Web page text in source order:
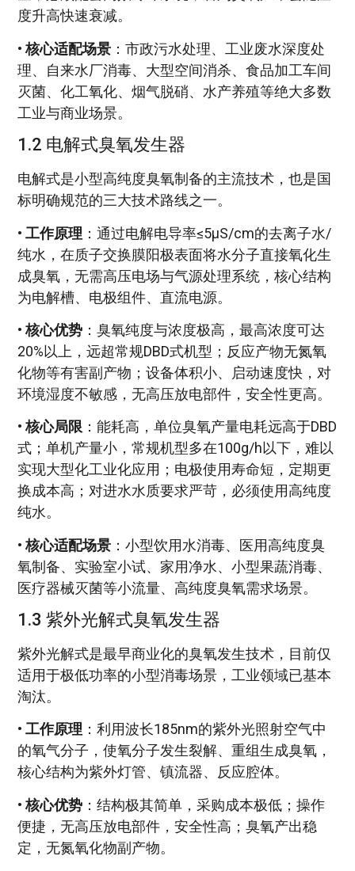
度升高快速衰减。
•核心适配场景 ：市政污水处理、工业废水深度处
理、自来水厂消毒、大型空间消杀、食品加工车间
灭菌、化工氧化、烟气脱硝、水产养殖等绝大多数
工业与商业场景。
1.2 电解式臭氧发生器
电解式是小型高纯度臭氧制备的主流技术，也是国
标明确规范的三大技术路线之一。
• 工作原理 ：通过电解电导率≤5μS/cm的去离子水/
纯水，在质子交换膜阳极表面将水分子直接氧化生
成臭氧，无需高压电场与气源处理系统，核心结构
为电解槽、电极组件、直流电源。
•核心优势 ：臭氧纯度与浓度极高，最高浓度可达
20%以上，远超常规DBD式机型；反应产物无氮氧
化物等有害副产物；设备体积小、启动速度快，对
环境湿度不敏感，无高压放电部件，安全性更高。
•核心局限 ：能耗高，单位臭氧产量电耗远高于DBD
式；单机产量小，常规机型多在100g/h以下，难以
实现大型化工业化应用；电极使用寿命短，定期更
换成本高；对进水水质要求严苛，必须使用高纯度
纯水。
•核心适配场景 ：小型饮用水消毒、医用高纯度臭
氧制备、实验室小试、家用净水、小型果蔬消毒、
医疗器械灭菌等小流量、高纯度臭氧需求场景。
1.3 紫外光解式臭氧发生器
紫外光解式是最早商业化的臭氧发生技术，目前仅
适用于极低功率的小型消毒场景，工业领域已基本
淘汰。
• 工作原理 ：利用波长185nm的紫外光照射空气中
的氧气分子，使氧分子发生裂解、重组生成臭氧，
核心结构为紫外灯管、镇流器、反应腔体。
•核心优势 ：结构极其简单，采购成本极低；操作
便捷，无高压放电部件，安全性高；臭氧产出稳
定，无氮氧化物副产物。